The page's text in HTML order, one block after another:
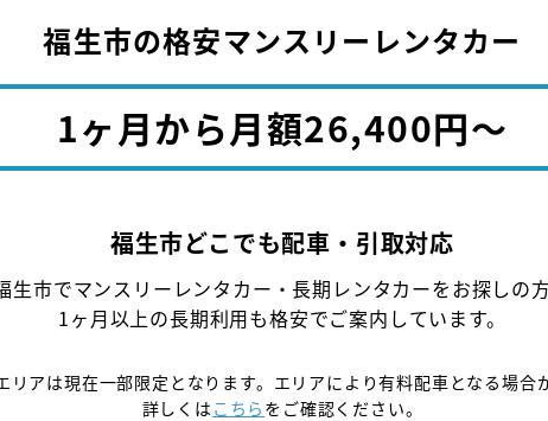
福生市の格安マンスリーレンタカー
1ヶ月から月額26,400円〜
福生市どこでも配車・引取対応
生市でマンスリーレンタカー・長期レンタカーをお探しの
1ヶ月以上の長期利用も格安でご案内しています。
リアは現在一部限定となります。エリアにより有料配車となる場合
詳しくは こちら をご確認ください。